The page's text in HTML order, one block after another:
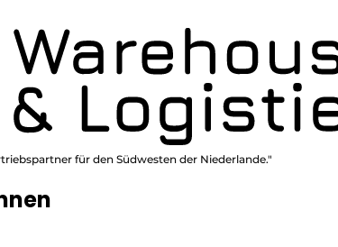
für den Südwesten der Niederlande."